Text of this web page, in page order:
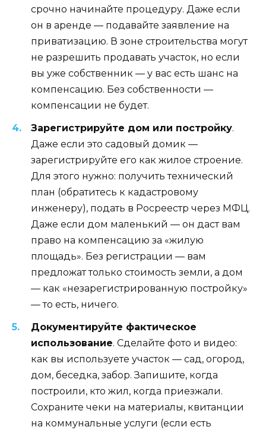
срочно начинайте процедуру. Даже если
он в аренде — подавайте заявление на
приватизацию. В зоне строительства могут
не разрешить продавать участок, но если
вы уже собственник — у вас есть шанс на
компенсацию. Без собственности —
компенсации не будет.
Зарегистрируйте дом или постройку.
Даже если это садовый домик —
зарегистрируйте его как жилое строение.
Для этого нужно: получить технический
план (обратитесь к кадастровому
инженеру), подать в Росреестр через МФЦ.
Даже если дом маленький — он даст вам
право на компенсацию за «жилую
площадь». Без регистрации — вам
предложат только стоимость земли, а дом
— как «незарегистрированную постройку»
— то есть, ничего.
Документируйте фактическое
использование. Сделайте фото и видео:
как вы используете участок — сад, огород,
дом, беседка, забор. Запишите, когда
построили, кто жил, когда приезжали.
Сохраните чеки на материалы, квитанции
на коммунальные услуги (если есть